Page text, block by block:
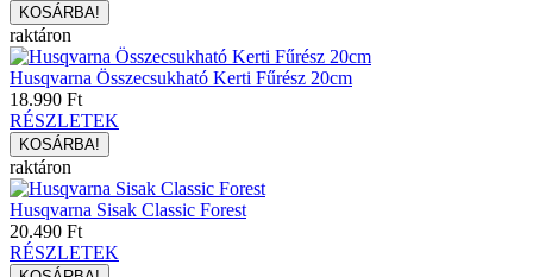
raktáron
Husqvarna Összecsukható Kerti Fűrész 20cm
18.990 Ft
RÉSZLETEK
raktáron
Husqvarna Sisak Classic Forest
20.490 Ft
RÉSZLETEK